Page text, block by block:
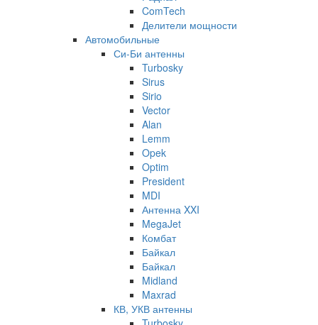
ComTech
Делители мощности
Автомобильные
Си-Би антенны
Turbosky
Sirus
Sirio
Vector
Alan
Lemm
Opek
Optim
President
MDI
Антенна XXI
MegaJet
Комбат
Байкал
Байкал
Midland
Maxrad
КВ, УКВ антенны